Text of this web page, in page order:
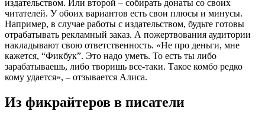
издательством. Или второй – собирать донаты со своих
читателей. У обоих вариантов есть свои плюсы и минусы.
Например, в случае работы с издательством, будьте готовы
отрабатывать рекламный заказ. А пожертвования аудитории
накладывают свою ответственность. «Не про деньги, мне
кажется, “Фикбук”. Это надо уметь. То есть ты либо
зарабатываешь, либо творишь все-таки. Такое комбо редко
кому удается», – отзывается Алиса.
Из фикрайтеров в писатели